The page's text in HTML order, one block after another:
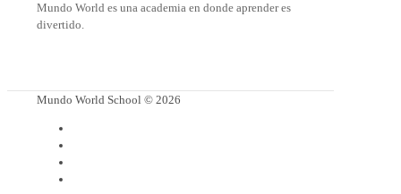
Mundo World es una academia en donde aprender es
divertido.
Mundo World School © 2026